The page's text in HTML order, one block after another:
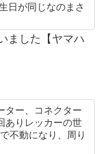
日が同じなのまさ
ました【ヤマハ
ター、コネクター
ありレッカーの世
不動になり、周り